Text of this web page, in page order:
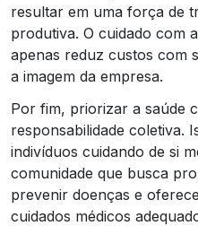
resultar em uma força de
produtiva. O cuidado com
apenas reduz custos com
a imagem da empresa.
Por fim, priorizar a saúde
responsabilidade coletiva.
indivíduos cuidando de si
comunidade que busca
prevenir doenças e
cuidados médicos